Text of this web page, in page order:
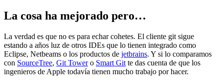
La cosa ha mejorado pero…
La verdad es que no es para echar cohetes. El cliente git sigue
estando a años luz de otros IDEs que lo tienen integrado como
Eclipse, Netbeams o los productos de jetbrains. Y si lo comparamos
con SourceTree, Git Towero Smart Git te das cuenta de que los
ingenieros de Apple todavía tienen mucho trabajo por hacer.